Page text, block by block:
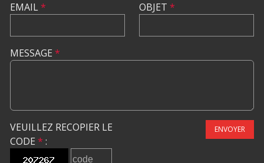
EMAIL* OBJET *
MESSAGE *
VEUILLEZ RECOPIER LE
CODE * :
ENVOYER